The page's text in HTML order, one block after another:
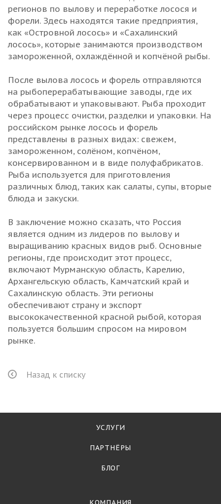
регионов по вылову и переработке лосося и
форели. Здесь находятся такие предприятия,
как «Островной лосось» и «Сахалинский
лосось», которые занимаются производством
замороженной, охлаждённой и копчёной рыбы.
После вылова лосось и форель отправляются
на рыбоперерабатывающие заводы, где их
обрабатывают и упаковывают. Рыба проходит
через процесс очистки, разделки и упаковки. На
российском рынке лосось и форель
представлены в разных видах: свежем,
замороженном, солёном, копчёном,
консервированном и в виде полуфабрикатов.
Рыба используется для приготовления
различных блюд, таких как салаты, супы, вторые
блюда и закуски.
В заключение можно сказать, что Россия
является одним из лидеров по вылову и
выращиванию красных видов рыб. Основные
регионы, где происходит этот процесс,
включают Мурманскую область, Карелию,
Архангельскую область, Камчатский край и
Сахалинскую область. Эти регионы
обеспечивают страну и экспорт
высококачественной красной рыбой, которая
пользуется большим спросом на мировом
рынке.
Назад к списку
УСЛУГИ
ПАРТНЁРЫ
БЛОГ